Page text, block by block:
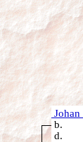
b.
d.